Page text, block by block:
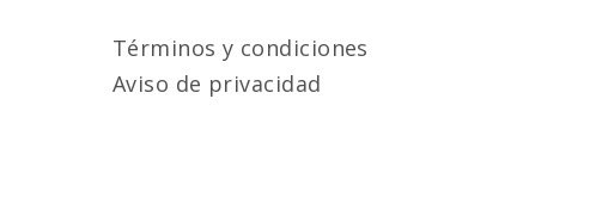
Términos y condiciones
Aviso de privacidad